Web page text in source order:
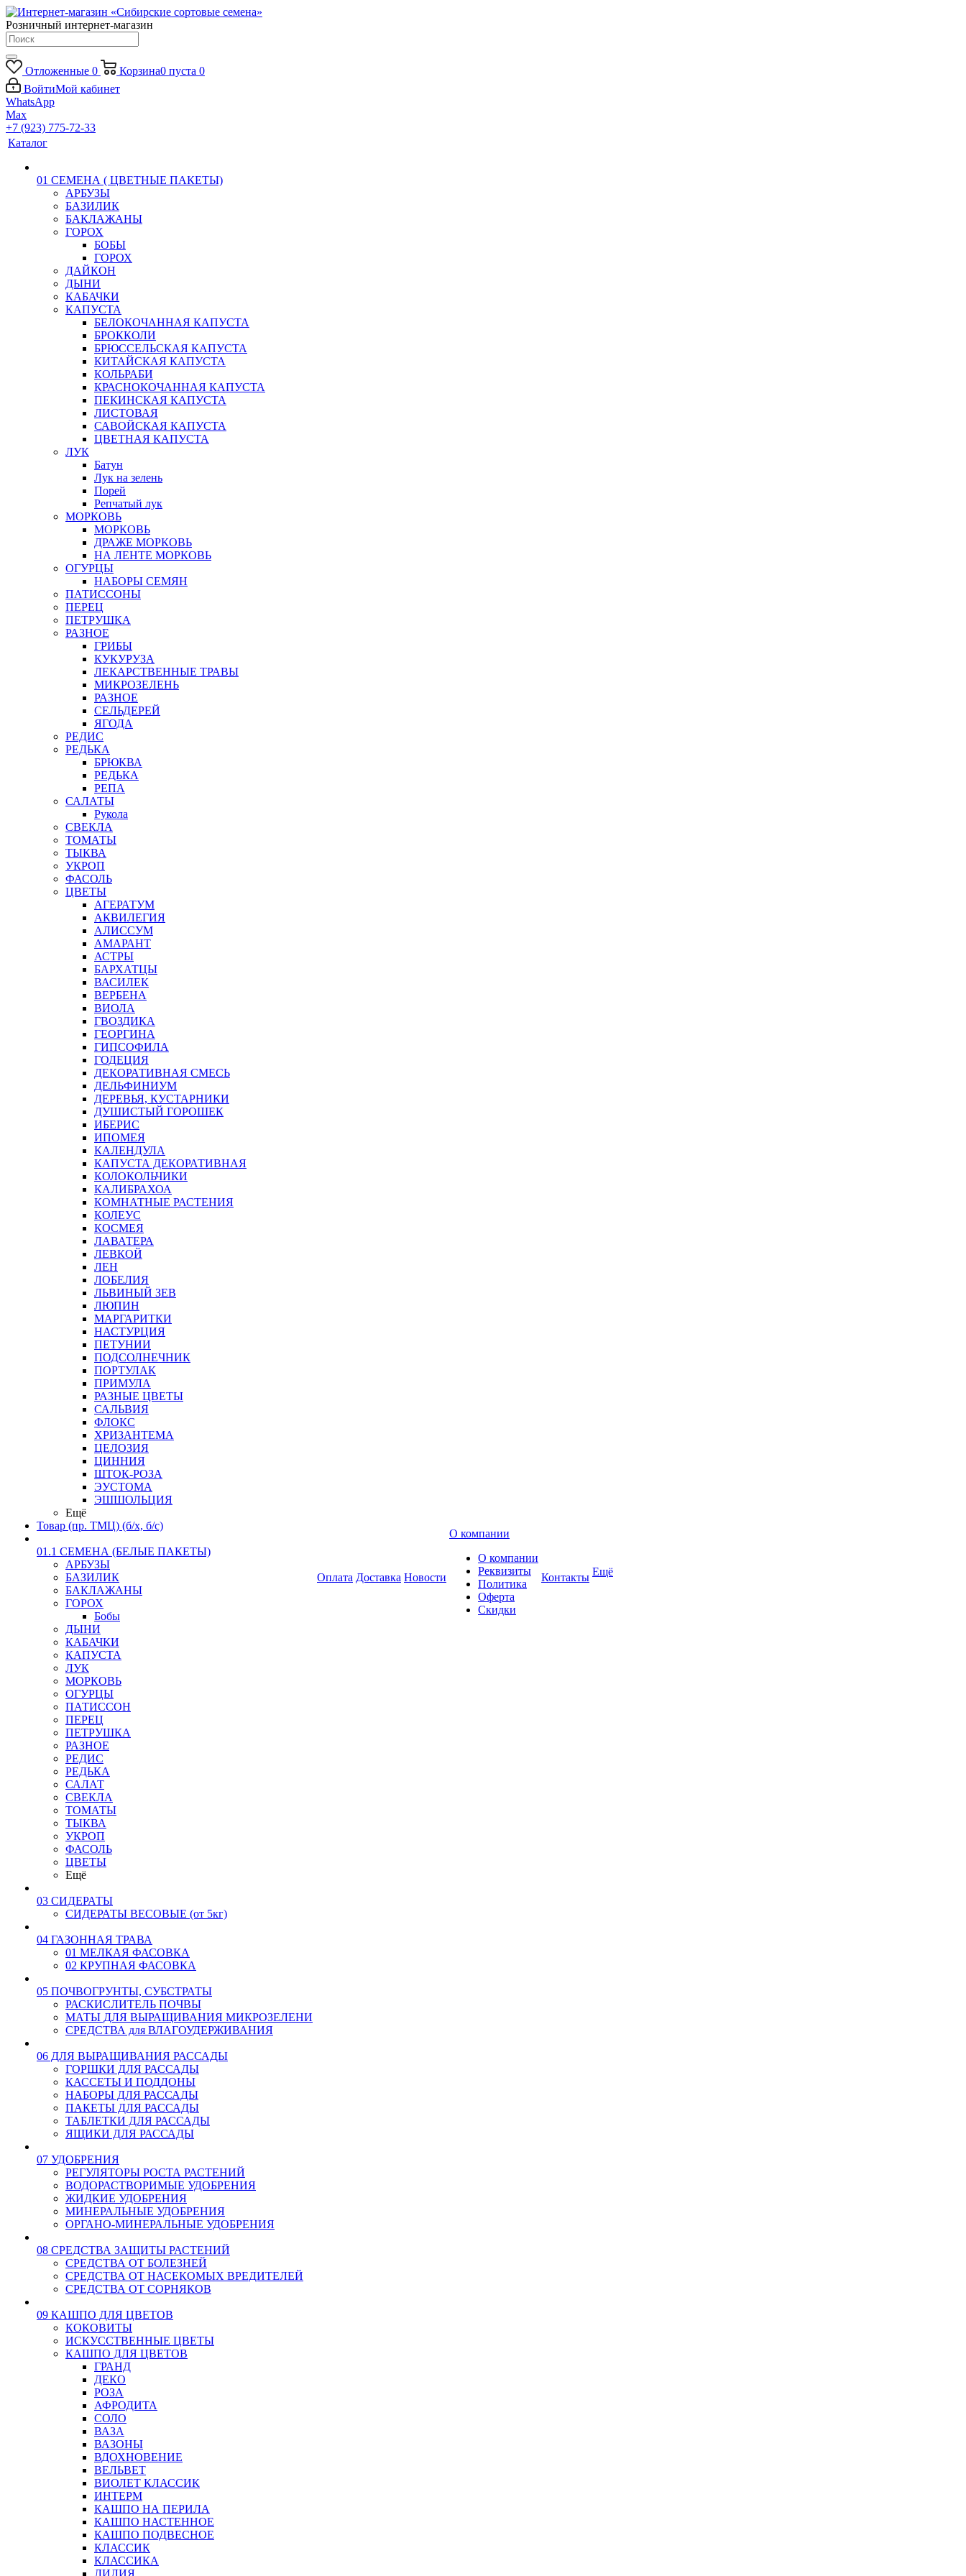
Розничный интернет-магазин
Отложенные 0 Корзина0 пуста 0
ВойтиМой кабинет
WhatsApp
Max
+7 (923) 775-72-33
Каталог
01 СЕМЕНА ( ЦВЕТНЫЕ ПАКЕТЫ)
АРБУЗЫ
БАЗИЛИК
БАКЛАЖАНЫ
ГОРОХ
БОБЫ
ГОРОХ
ДАЙКОН
ДЫНИ
КАБАЧКИ
КАПУСТА
БЕЛОКОЧАННАЯ КАПУСТА
БРОККОЛИ
БРЮССЕЛЬСКАЯ КАПУСТА
КИТАЙСКАЯ КАПУСТА
КОЛЬРАБИ
КРАСНОКОЧАННАЯ КАПУСТА
ПЕКИНСКАЯ КАПУСТА
ЛИСТОВАЯ
САВОЙСКАЯ КАПУСТА
ЦВЕТНАЯ КАПУСТА
ЛУК
Батун
Лук на зелень
Порей
Репчатый лук
МОРКОВЬ
МОРКОВЬ
ДРАЖЕ МОРКОВЬ
НА ЛЕНТЕ МОРКОВЬ
ОГУРЦЫ
НАБОРЫ СЕМЯН
ПАТИССОНЫ
ПЕРЕЦ
ПЕТРУШКА
РАЗНОЕ
ГРИБЫ
КУКУРУЗА
ЛЕКАРСТВЕННЫЕ ТРАВЫ
МИКРОЗЕЛЕНЬ
РАЗНОЕ
СЕЛЬДЕРЕЙ
ЯГОДА
РЕДИС
РЕДЬКА
БРЮКВА
РЕДЬКА
РЕПА
САЛАТЫ
Рукола
СВЕКЛА
ТОМАТЫ
ТЫКВА
УКРОП
ФАСОЛЬ
ЦВЕТЫ
АГЕРАТУМ
АКВИЛЕГИЯ
АЛИССУМ
АМАРАНТ
АСТРЫ
БАРХАТЦЫ
ВАСИЛЕК
ВЕРБЕНА
ВИОЛА
ГВОЗДИКА
ГЕОРГИНА
ГИПСОФИЛА
ГОДЕЦИЯ
ДЕКОРАТИВНАЯ СМЕСЬ
ДЕЛЬФИНИУМ
ДЕРЕВЬЯ, КУСТАРНИКИ
ДУШИСТЫЙ ГОРОШЕК
ИБЕРИС
ИПОМЕЯ
КАЛЕНДУЛА
КАПУСТА ДЕКОРАТИВНАЯ
КОЛОКОЛЬЧИКИ
КАЛИБРАХОА
КОМНАТНЫЕ РАСТЕНИЯ
КОЛЕУС
КОСМЕЯ
ЛАВАТЕРА
ЛЕВКОЙ
ЛЕН
ЛОБЕЛИЯ
ЛЬВИНЫЙ ЗЕВ
ЛЮПИН
МАРГАРИТКИ
НАСТУРЦИЯ
ПЕТУНИИ
ПОДСОЛНЕЧНИК
ПОРТУЛАК
ПРИМУЛА
РАЗНЫЕ ЦВЕТЫ
САЛЬВИЯ
ФЛОКС
ХРИЗАНТЕМА
ЦЕЛОЗИЯ
ЦИННИЯ
ШТОК-РОЗА
ЭУСТОМА
ЭШШОЛЬЦИЯ
Ещё
Товар (пр. ТМЦ) (б/х, б/с)
01.1 СЕМЕНА (БЕЛЫЕ ПАКЕТЫ)
АРБУЗЫ
БАЗИЛИК
БАКЛАЖАНЫ
ГОРОХ
Бобы
ДЫНИ
КАБАЧКИ
КАПУСТА
ЛУК
МОРКОВЬ
ОГУРЦЫ
ПАТИССОН
ПЕРЕЦ
ПЕТРУШКА
РАЗНОЕ
РЕДИС
РЕДЬКА
САЛАТ
СВЕКЛА
ТОМАТЫ
ТЫКВА
УКРОП
ФАСОЛЬ
ЦВЕТЫ
Ещё
03 СИДЕРАТЫ
СИДЕРАТЫ ВЕСОВЫЕ (от 5кг)
04 ГАЗОННАЯ ТРАВА
01 МЕЛКАЯ ФАСОВКА
02 КРУПНАЯ ФАСОВКА
05 ПОЧВОГРУНТЫ, СУБСТРАТЫ
РАСКИСЛИТЕЛЬ ПОЧВЫ
МАТЫ ДЛЯ ВЫРАЩИВАНИЯ МИКРОЗЕЛЕНИ
СРЕДСТВА для ВЛАГОУДЕРЖИВАНИЯ
06 ДЛЯ ВЫРАЩИВАНИЯ РАССАДЫ
ГОРШКИ ДЛЯ РАССАДЫ
КАССЕТЫ И ПОДДОНЫ
НАБОРЫ ДЛЯ РАССАДЫ
ПАКЕТЫ ДЛЯ РАССАДЫ
ТАБЛЕТКИ ДЛЯ РАССАДЫ
ЯЩИКИ ДЛЯ РАССАДЫ
07 УДОБРЕНИЯ
РЕГУЛЯТОРЫ РОСТА РАСТЕНИЙ
ВОДОРАСТВОРИМЫЕ УДОБРЕНИЯ
ЖИДКИЕ УДОБРЕНИЯ
МИНЕРАЛЬНЫЕ УДОБРЕНИЯ
ОРГАНО-МИНЕРАЛЬНЫЕ УДОБРЕНИЯ
08 СРЕДСТВА ЗАЩИТЫ РАСТЕНИЙ
СРЕДСТВА ОТ БОЛЕЗНЕЙ
СРЕДСТВА ОТ НАСЕКОМЫХ ВРЕДИТЕЛЕЙ
СРЕДСТВА ОТ СОРНЯКОВ
09 КАШПО ДЛЯ ЦВЕТОВ
КОКОВИТЫ
ИСКУССТВЕННЫЕ ЦВЕТЫ
КАШПО ДЛЯ ЦВЕТОВ
ГРАНД
ДЕКО
РОЗА
АФРОДИТА
СОЛО
ВАЗА
ВАЗОНЫ
ВДОХНОВЕНИЕ
ВЕЛЬВЕТ
ВИОЛЕТ КЛАССИК
ИНТЕРМ
КАШПО НА ПЕРИЛА
КАШПО НАСТЕННОЕ
КАШПО ПОДВЕСНОЕ
КЛАССИК
КЛАССИКА
ЛИЛИЯ
Оплата Доставка Новости
О компании
О компании
Реквизиты
Политика
Оферта
Скидки
Контакты Ещё